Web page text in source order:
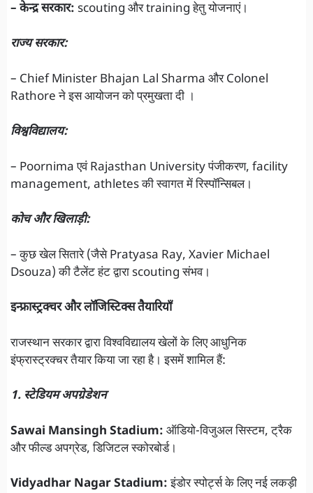
– केन्द्र सरकार: scouting और training हेतु योजनाएं।
राज्य सरकार:
– Chief Minister Bhajan Lal Sharma और Colonel
Rathore ने इस आयोजन को प्रमुखता दी ।
विश्वविद्यालय:
– Poornima एवं Rajasthan University पंजीकरण, facility
management, athletes की स्वागत में रिस्पॉन्सिबल।
कोच और खिलाड़ी:
– कुछ खेल सितारे (जैसे Pratyasa Ray, Xavier Michael
Dsouza) की टैलेंट हंट द्वारा scouting संभव।
इन्फ्रास्ट्रक्चर और लॉजिस्टिक्स तैयारियाँ
राजस्थान सरकार द्वारा विश्वविद्यालय खेलों के लिए आधुनिक
इंफ्रास्ट्रक्चर तैयार किया जा रहा है। इसमें शामिल हैं:
1. स्टेडियम अपग्रेडेशन
Sawai Mansingh Stadium: ऑडियो-विजुअल सिस्टम, ट्रैक
और फील्ड अपग्रेड, डिजिटल स्कोरबोर्ड।
Vidyadhar Nagar Stadium:इंडोर स्पोर्ट्स के लिए नई लकड़ी